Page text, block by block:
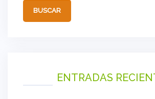
ENTRADAS